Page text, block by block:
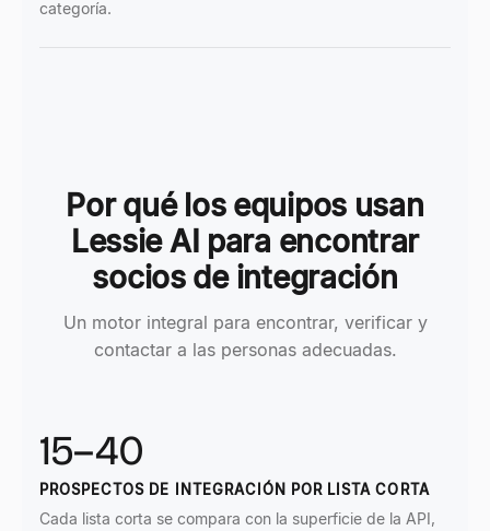
categoría.
Por qué los equipos usan
Lessie AI para encontrar
socios de integración
Un motor integral para encontrar, verificar y
contactar a las personas adecuadas.
15–40
PROSPECTOS DE INTEGRACIÓN POR LISTA CORTA
Cada lista corta se compara con la superficie de la API,